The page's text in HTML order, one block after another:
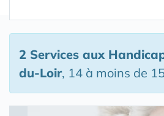
2 Services aux
du-Loir, 14 à moins de